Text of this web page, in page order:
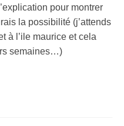
pour montrer
la possibilité (j’attends
à l’ile maurice et cela
semaines…)